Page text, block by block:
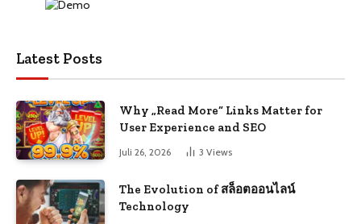
Latest Posts
Why „Read More“ Links Matter for
User Experience and SEO
Juli 26, 2026 3 Views
The Evolution of สล็อตออนไลน์
Technology